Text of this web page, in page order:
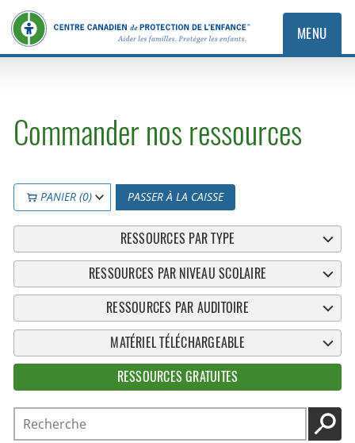
MENU
Commander nos ressources
PANIER (0) PASSER À LA CAISSE
RESSOURCES PAR TYPE
RESSOURCES PAR NIVEAU SCOLAIRE
RESSOURCES PAR AUDITOIRE
MATÉRIEL TÉLÉCHARGEABLE
RESSOURCES GRATUITES
Recherche